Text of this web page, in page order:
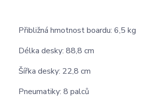
Přibližná hmotnost boardu: 6,5 kg
Délka desky: 88,8 cm
Šířka desky: 22,8 cm
Pneumatiky: 8 palců